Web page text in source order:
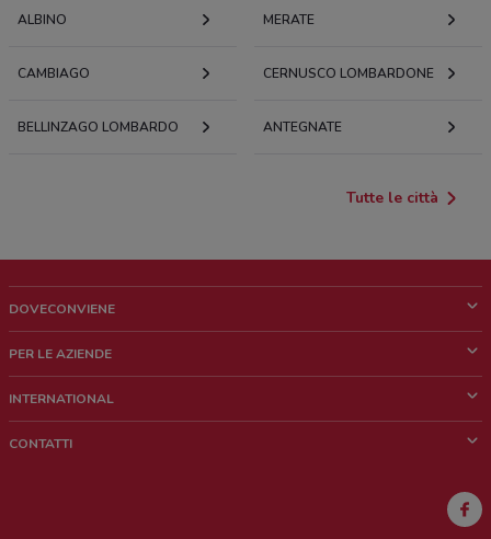
ALBINO MERATE
CAMBIAGO CERNUSCO LOMBARDONE
BELLINZAGO LOMBARDO ANTEGNATE
Tutte le città
DOVECONVIENE
Chi siamo
Lavora con noi
PER LE AZIENDE
Richieste commerciali e marketing
INTERNATIONAL
CONTATTI